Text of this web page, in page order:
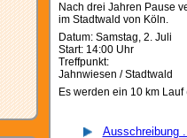
Nach drei Jahren Pause
im Stadtwald von Köln.
Datum: Samstag, 2. Juli
Start: 14:00 Uhr
Treffpunkt:
Jahnwiesen / Stadtwald
Es werden ein 10 km
Ausschreibung